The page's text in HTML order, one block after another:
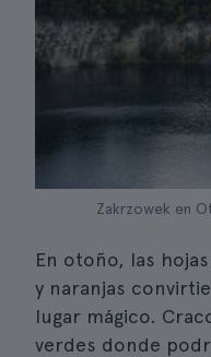
Zakrzowek en
En otoño, las
y naranjas
lugar mágico.
verdes donde